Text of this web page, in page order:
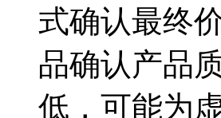
式确认最终
品确认产品
低，可能为